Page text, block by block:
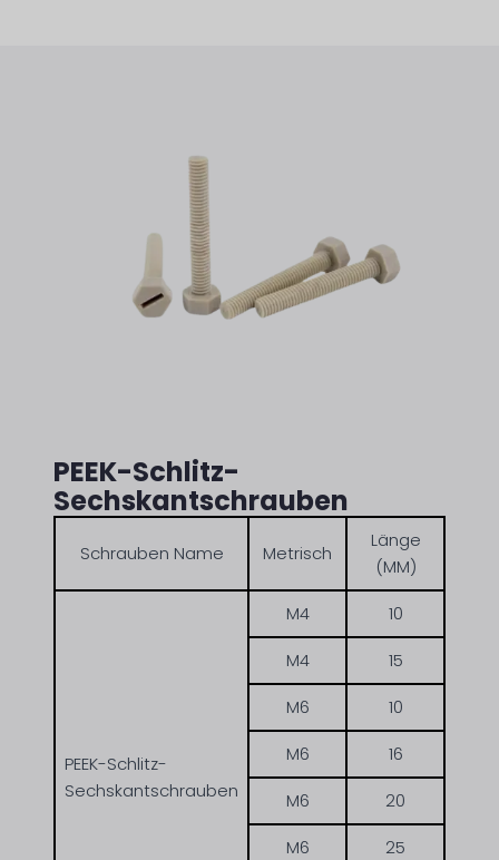
PEEK-Schlitz-
Sechskantschrauben
Schrauben Name Metrisch
Länge
(MM)
PEEK-Schlitz-
Sechskantschrauben
M4
10
M4
15
M6
10
M6
16
M6
20
M6
25